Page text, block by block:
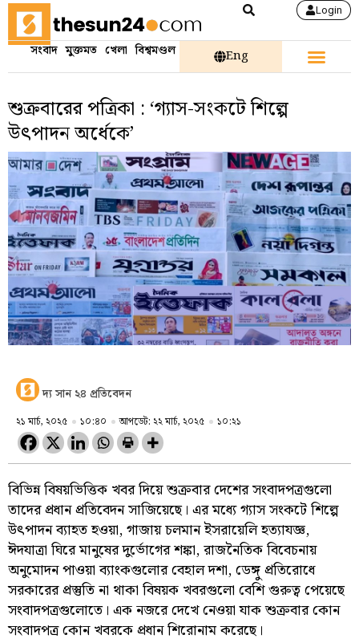
Login
সংবাদ মুক্তমত খেলা বিশ্বমণ্ডল Eng
শুক্রবারের পত্রিকা : ‘গ্যাস-সংকটে শিল্পে
উৎপাদন অর্ধেকে’
দ্য সান ২৪ প্রতিবেদন
২১ মার্চ, ২০২৫ ১০:৪০ আপডেট: ২২ মার্চ, ২০২৫ ১০:২১
বিভিন্ন বিষয়ভিত্তিক খবর দিয়ে শুক্রবার দেশের সংবাদপত্রগুলো
তাদের প্রধান প্রতিবেদন সাজিয়েছে। এর মধ্যে গ্যাস সংকটে শিল্পে
উৎপাদন ব্যাহত হওয়া, গাজায় চলমান ইসরায়েলি হত্যাযজ্ঞ,
ঈদযাত্রা ঘিরে মানুষের দুর্ভোগের শঙ্কা, রাজনৈতিক বিবেচনায়
অনুমোদন পাওয়া ব্যাংকগুলোর বেহাল দশা, ডেঙ্গু প্রতিরোধে
সরকারের প্রস্তুতি না থাকা বিষয়ক খবরগুলো বেশি গুরুত্ব পেয়েছে
সংবাদপত্রগুলোতে। এক নজরে দেখে নেওয়া যাক শুক্রবার কোন
সংবাদপত্র কোন খবরকে প্রধান শিরোনাম করেছে।